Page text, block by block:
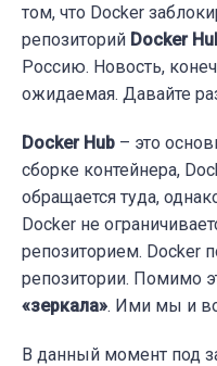
том, что Docker
репозиторий Docker
Россию. Новость,
ожидаемая. Давайте
Docker Hub – это
сборке контейнера,
обращается туда,
Docker не
репозиторием. Docker
репозитории. Помимо
«зеркала». Ими мы и
В данный момент под